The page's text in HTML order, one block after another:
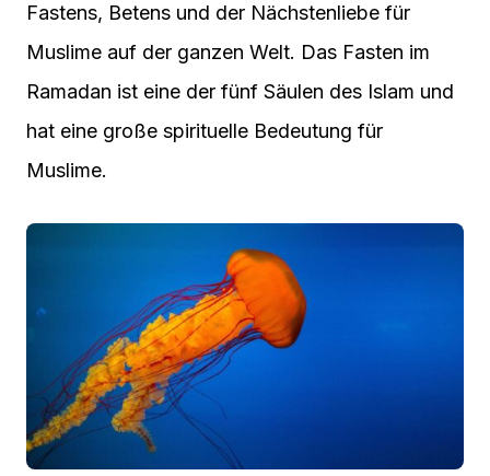
Fastens, Betens und der Nächstenliebe für
Muslime auf der ganzen Welt. Das Fasten im
Ramadan ist eine der fünf Säulen des Islam und
hat eine große spirituelle Bedeutung für
Muslime.